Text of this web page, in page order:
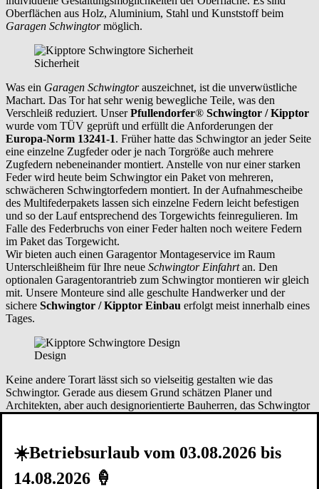
Oberflächen aus Holz, Aluminium, Stahl und Kunststoff beim
Garagen Schwingtormöglich.
Sicherheit
Was ein Garagen Schwingtorauszeichnet, ist die unverwüstliche
Machart. Das Tor hat sehr wenig bewegliche Teile, was den
Verschleiß reduziert. UnserPfullendorfer® Schwingtor / Kipptor
wurde vom TÜV geprüft und erfüllt die Anforderungen der
Europa-Norm 13241-1. Früher hatte das Schwingtor an jeder Seite
eine einzelne Zugfeder oder je nach Torgröße auch mehrere
Zugfedern nebeneinander montiert. Anstelle von nur einer starken
Feder wird heute beim Schwingtor ein Paket von mehreren,
schwächeren Schwingtorfedern montiert. In der Aufnahmescheibe
des Multifederpakets lassen sich einzelne Federn leicht befestigen
und so der Lauf entsprechend des Torgewichts feinregulieren. Im
Falle des Federbruchs von einer Feder halten noch weitere Federn
im Paket das Torgewicht.
Wir bieten auch einen Garagentor Montageservice im Raum
Unterschleißheim für Ihre neue Schwingtor Einfahrtan. Den
optionalen Garagentorantrieb zum Schwingtor montieren wir gleich
mit. Unsere Monteure sind alle geschulte Handwerker und der
sichere Schwingtor / Kipptor Einbau erfolgt meist innerhalb eines
Tages.
Design
Keine andere Torart lässt sich so vielseitig gestalten wie das
Schwingtor. Gerade aus diesem Grund schätzen Planer und
Architekten, aber auch designorientierte Bauherren, das Schwingtor
bzw. Kipptor. Jedes Pfullendorfer®Garagen-Schwingtorist ein
Gestaltung Ihrer Torfläche können Sie auf Pfullendorfer
Designvorschläge zurückgreifen oder Sie gestalten die Torfläche
selbst und verleihen dem Tor in
Note.
☀️Betriebsurlaub vom 03.08.2026 bis
14.08.2026 🍦